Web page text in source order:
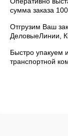
сумма заказа
Отгрузим Ваш
ДеловыеЛинии,
Быстро упакуем
транспортной